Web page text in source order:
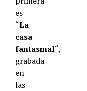
es
“La
casa
fantasmal“,
grabada
en
las